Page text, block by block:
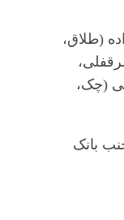
(طلاق،
(چک،
بانک